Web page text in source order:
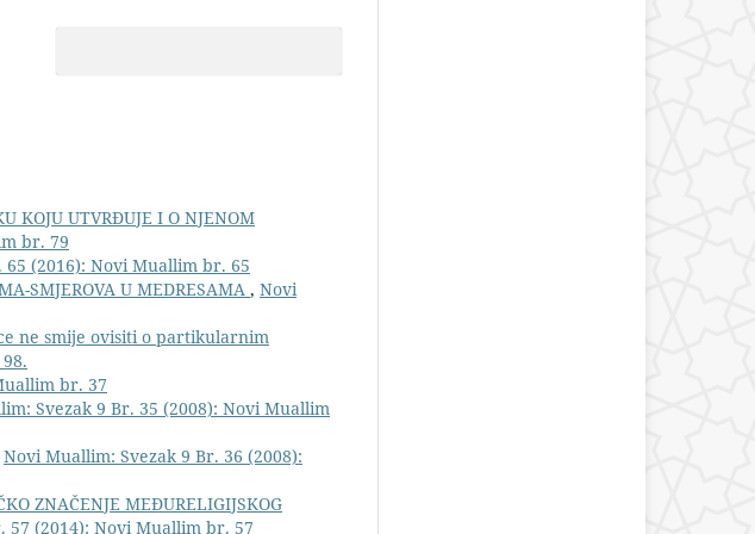
KOJU UTVRĐUJE I O NJENOM
br. 79
(2016): Novi Muallim br. 65
SMJEROVA U MEDRESAMA , Novi
ne smije ovisiti o partikularnim
br. 37
Svezak 9 Br. 35 (2008): Novi Muallim
Novi Muallim: Svezak 9 Br. 36 (2008):
ZNAČENJE MEĐURELIGIJSKOG
57 (2014): Novi Muallim br. 57